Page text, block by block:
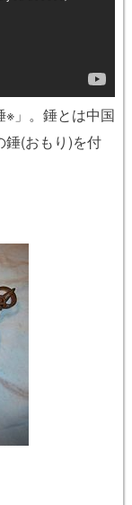
※」。錘とは中国
錘(おもり)を付